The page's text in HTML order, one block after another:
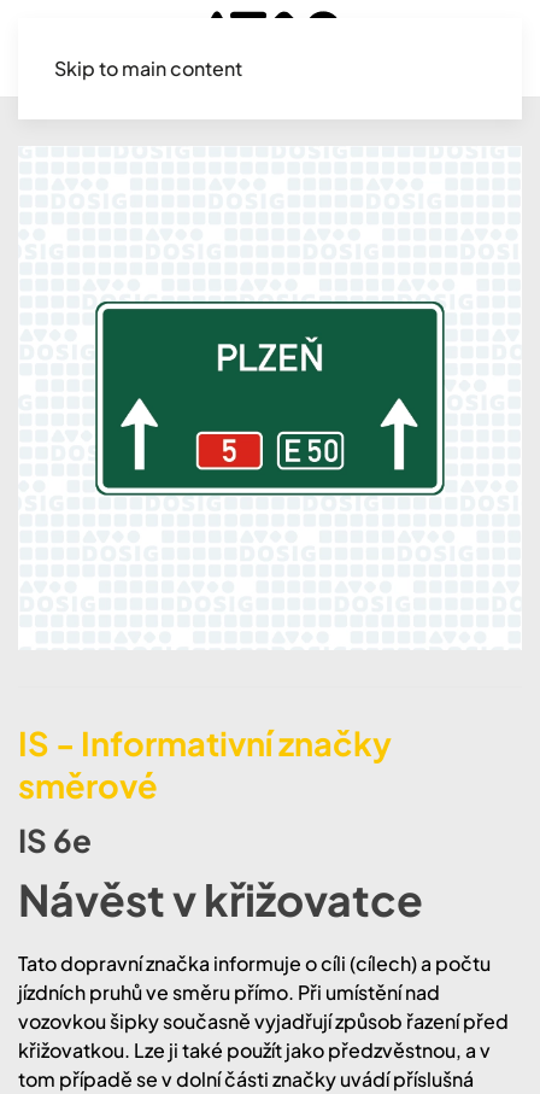
Skip to main content
IS - Informativní značky
směrové
IS 6e
Návěst v křižovatce
Tato dopravní značka informuje o cíli (cílech) a počtu
jízdních pruhů ve směru přímo. Při umístění nad
vozovkou šipky současně vyjadřují způsob řazení před
křižovatkou. Lze ji také použít jako předzvěstnou, a v
tom případě se v dolní části značky uvádí příslušná